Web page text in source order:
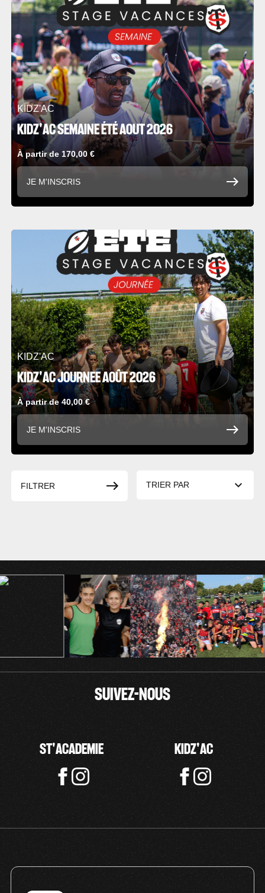
FILTRER TRIER PAR
Nom, A à Z
KIDZ'AC
KIDZ'AC SEMAINE ÉTÉ AOUT 2026
À partir de 170,00 €
JE M'INSCRIS
KIDZ'AC
KIDZ'AC JOURNEE AOÛT 2026
À partir de 40,00 €
JE M'INSCRIS
SUIVEZ-NOUS
ST'ACADEMIE KIDZ'AC